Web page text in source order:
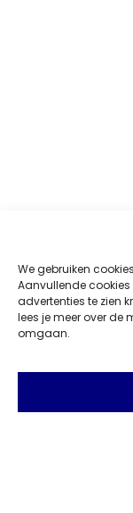
We gebruiken
Aanvullende
advertenties te zien
lees je meer over de
omgaan.
Al meer dan 50
onderhoud.